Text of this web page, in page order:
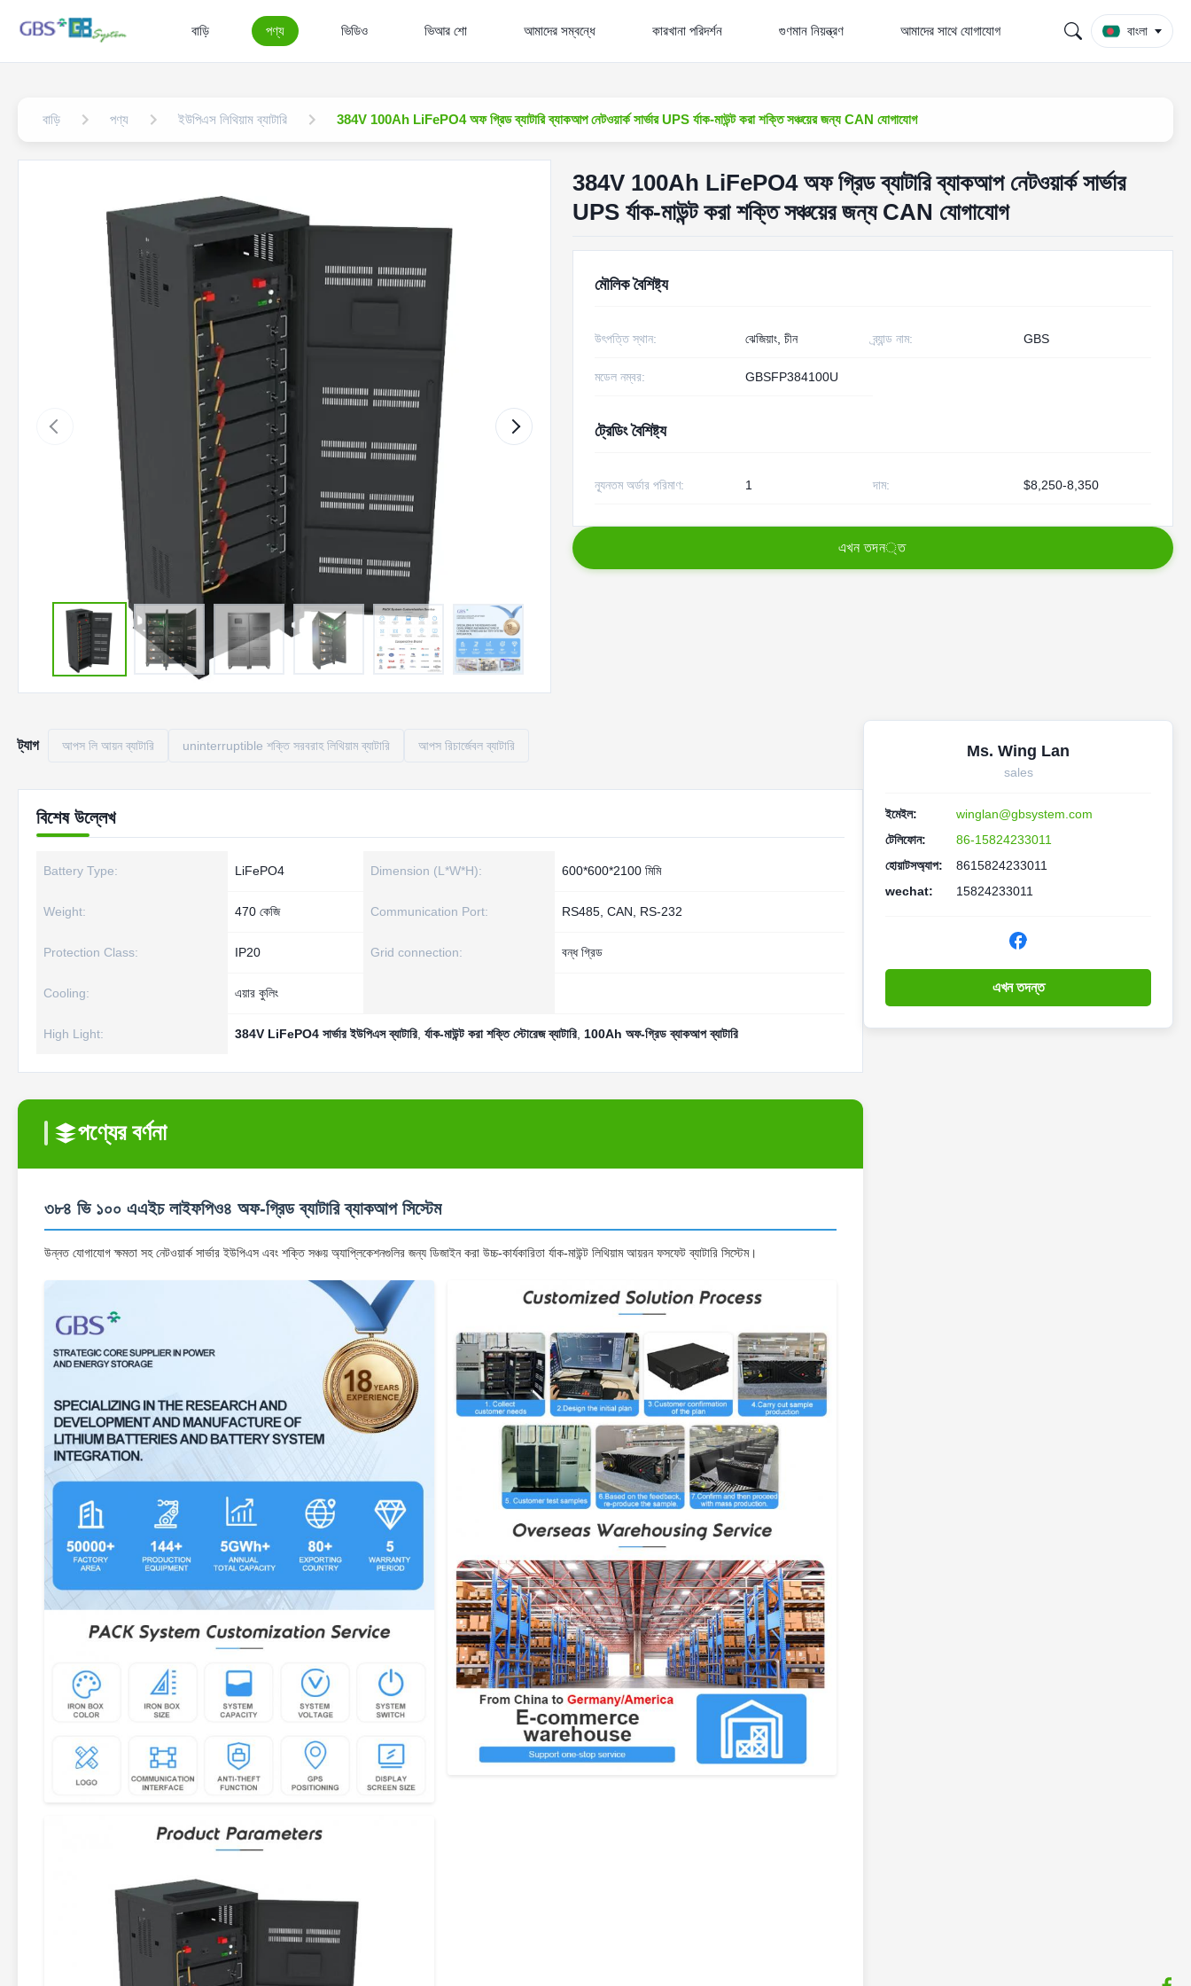
বাড়ি পণ্য ভিডিও ভিআর শো আমাদের সম্বন্ধে কারখানা পরিদর্শন গুণমান নিয়ন্ত্রণ আমাদের সাথে যোগাযোগ বাংলা
বাড়ি পণ্য ইউপিএস লিথিয়াম ব্যাটারি 384V 100Ah LiFePO4 অফ গ্রিড ব্যাটারি ব্যাকআপ নেটওয়ার্ক সার্ভার UPS র্যাক-মাউন্ট করা শক্তি সঞ্চয়ের জন্য CAN যোগাযোগ
384V 100Ah LiFePO4 অফ গ্রিড ব্যাটারি ব্যাকআপ নেটওয়ার্ক সার্ভার
UPS র্যাক-মাউন্ট করা শক্তি সঞ্চয়ের জন্য CAN যোগাযোগ
মৌলিক বৈশিষ্ট্য
উৎপত্তি স্থান: ঝেজিয়াং, চীন ব্র্যান্ড নাম: GBS
মডেল নম্বর: GBSFP384100U
ট্রেডিং বৈশিষ্ট্য
ন্যূনতম অর্ডার পরিমাণ: 1 দাম: $8,250-8,350
এখন তদন্ত
ট্যাগ আপস লি আয়ন ব্যাটারি uninterruptible শক্তি সরবরাহ লিথিয়াম ব্যাটারি আপস রিচার্জেবল ব্যাটারি
বিশেষ উল্লেখ
Battery Type: LiFePO4 Dimension (L*W*H): 600*600*2100 মিমি
Weight: 470 কেজি Communication Port: RS485, CAN, RS-232
Protection Class: IP20 Grid connection: বন্ধ গ্রিড
Cooling: এয়ার কুলিং
High Light: 384V LiFePO4 সার্ভার ইউপিএস ব্যাটারি র্যাক-মাউন্ট করা শক্তি স্টোরেজ ব্যাটারি 100Ah অফ-গ্রিড ব্যাকআপ ব্যাটারি
পণ্যের বর্ণনা
৩৮৪ ভি ১০০ এএইচ লাইফপিও৪ অফ-গ্রিড ব্যাটারি ব্যাকআপ সিস্টেম
উন্নত যোগাযোগ ক্ষমতা সহ নেটওয়ার্ক সার্ভার ইউপিএস এবং শক্তি সঞ্চয় অ্যাপ্লিকেশনগুলির জন্য ডিজাইন করা উচ্চ-কার্যকারিতা র্যাক-মাউন্ট লিথিয়াম আয়রন ফসফেট ব্যাটারি সিস্টেম।
Ms. Wing Lan
sales
ইমেইল:
winglan@gbsystem.com
টেলিফোন:
86-15824233011
হোয়াটসঅ্যাপ:
8615824233011
wechat:
15824233011
এখন তদন্ত